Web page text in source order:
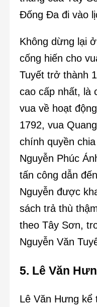
Đống Đa đi vào
Không dừng lại
cống hiến cho
Tuyết trở thành
cao cấp nhất, là
vua về hoạt
1792, vua
chính quyền
Nguyễn Phúc
tấn công dẫn
Nguyễn được
sách trả thù
theo Tây Sơn,
Nguyễn Văn
5. Lê Văn
Lê Văn Hưng kể